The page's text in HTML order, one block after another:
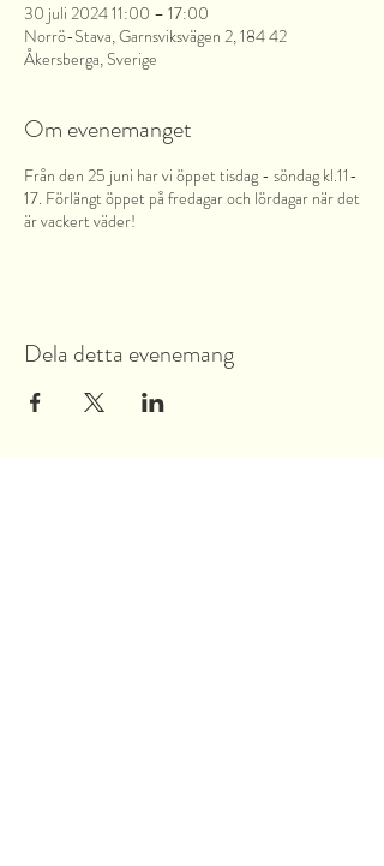
30 juli 2024 11:00 – 17:00
Norrö-Stava, Garnsviksvägen 2, 184 42
Åkersberga, Sverige
Om evenemanget
Från den 25 juni har vi öppet tisdag - söndag kl.11-
17. Förlängt öppet på fredagar och lördagar när det
är vackert väder!
Dela detta evenemang